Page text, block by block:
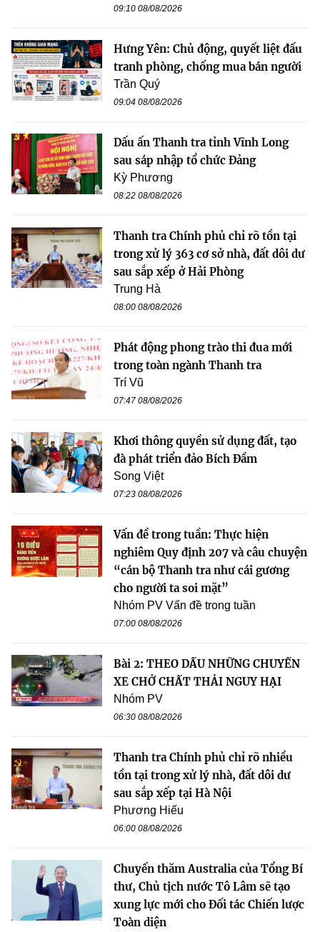
09:10 08/08/2026
Hưng Yên: Chủ động, quyết liệt đấu
tranh phòng, chống mua bán người
Trần Quý
09:04 08/08/2026
Dấu ấn Thanh tra tỉnh Vĩnh Long
sau sáp nhập tổ chức Đảng
Kỳ Phương
08:22 08/08/2026
Thanh tra Chính phủ chỉ rõ tồn tại
trong xử lý 363 cơ sở nhà, đất dôi dư
sau sắp xếp ở Hải Phòng
Trung Hà
08:00 08/08/2026
Phát động phong trào thi đua mới
trong toàn ngành Thanh tra
Trí Vũ
07:47 08/08/2026
Khơi thông quyền sử dụng đất, tạo
đà phát triển đảo Bích Đầm
Song Việt
07:23 08/08/2026
Vấn đề trong tuần: Thực hiện
nghiêm Quy định 207 và câu chuyện
“cán bộ Thanh tra như cái gương
cho người ta soi mặt”
Nhóm PV Vấn đề trong tuần
07:00 08/08/2026
Bài 2: THEO DẤU NHỮNG CHUYẾN
XE CHỞ CHẤT THẢI NGUY HẠI
Nhóm PV
06:30 08/08/2026
Thanh tra Chính phủ chỉ rõ nhiều
tồn tại trong xử lý nhà, đất dôi dư
sau sắp xếp tại Hà Nội
Phương Hiếu
06:00 08/08/2026
Chuyến thăm Australia của Tổng Bí
thư, Chủ tịch nước Tô Lâm sẽ tạo
xung lực mới cho Đối tác Chiến lược
Toàn diện